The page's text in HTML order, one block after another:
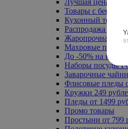
Товары с
Кухонный текстиль
Распродажа до -
Жаропрочная
Махровые
До -50% на ковры
Наборы посуды
Заварочные
Флисовые пледы
Кружки 249
Пледы от 1499
Промо товары
Простыни от 799